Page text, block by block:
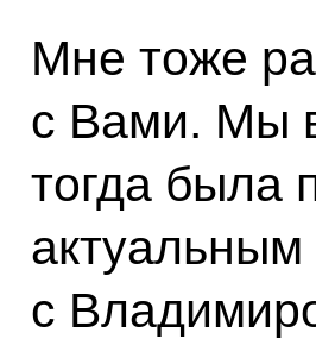
Мне тоже
с Вами. Мы
тогда была
с